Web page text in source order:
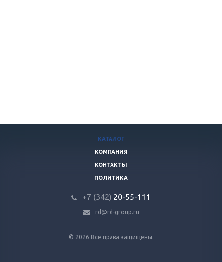
© 2026 Все права защищены.
КАТАЛОГ
КОМПАНИЯ
КОНТАКТЫ
ПОЛИТИКА
+7 (342) 20-55-111
rd@rd-group.ru